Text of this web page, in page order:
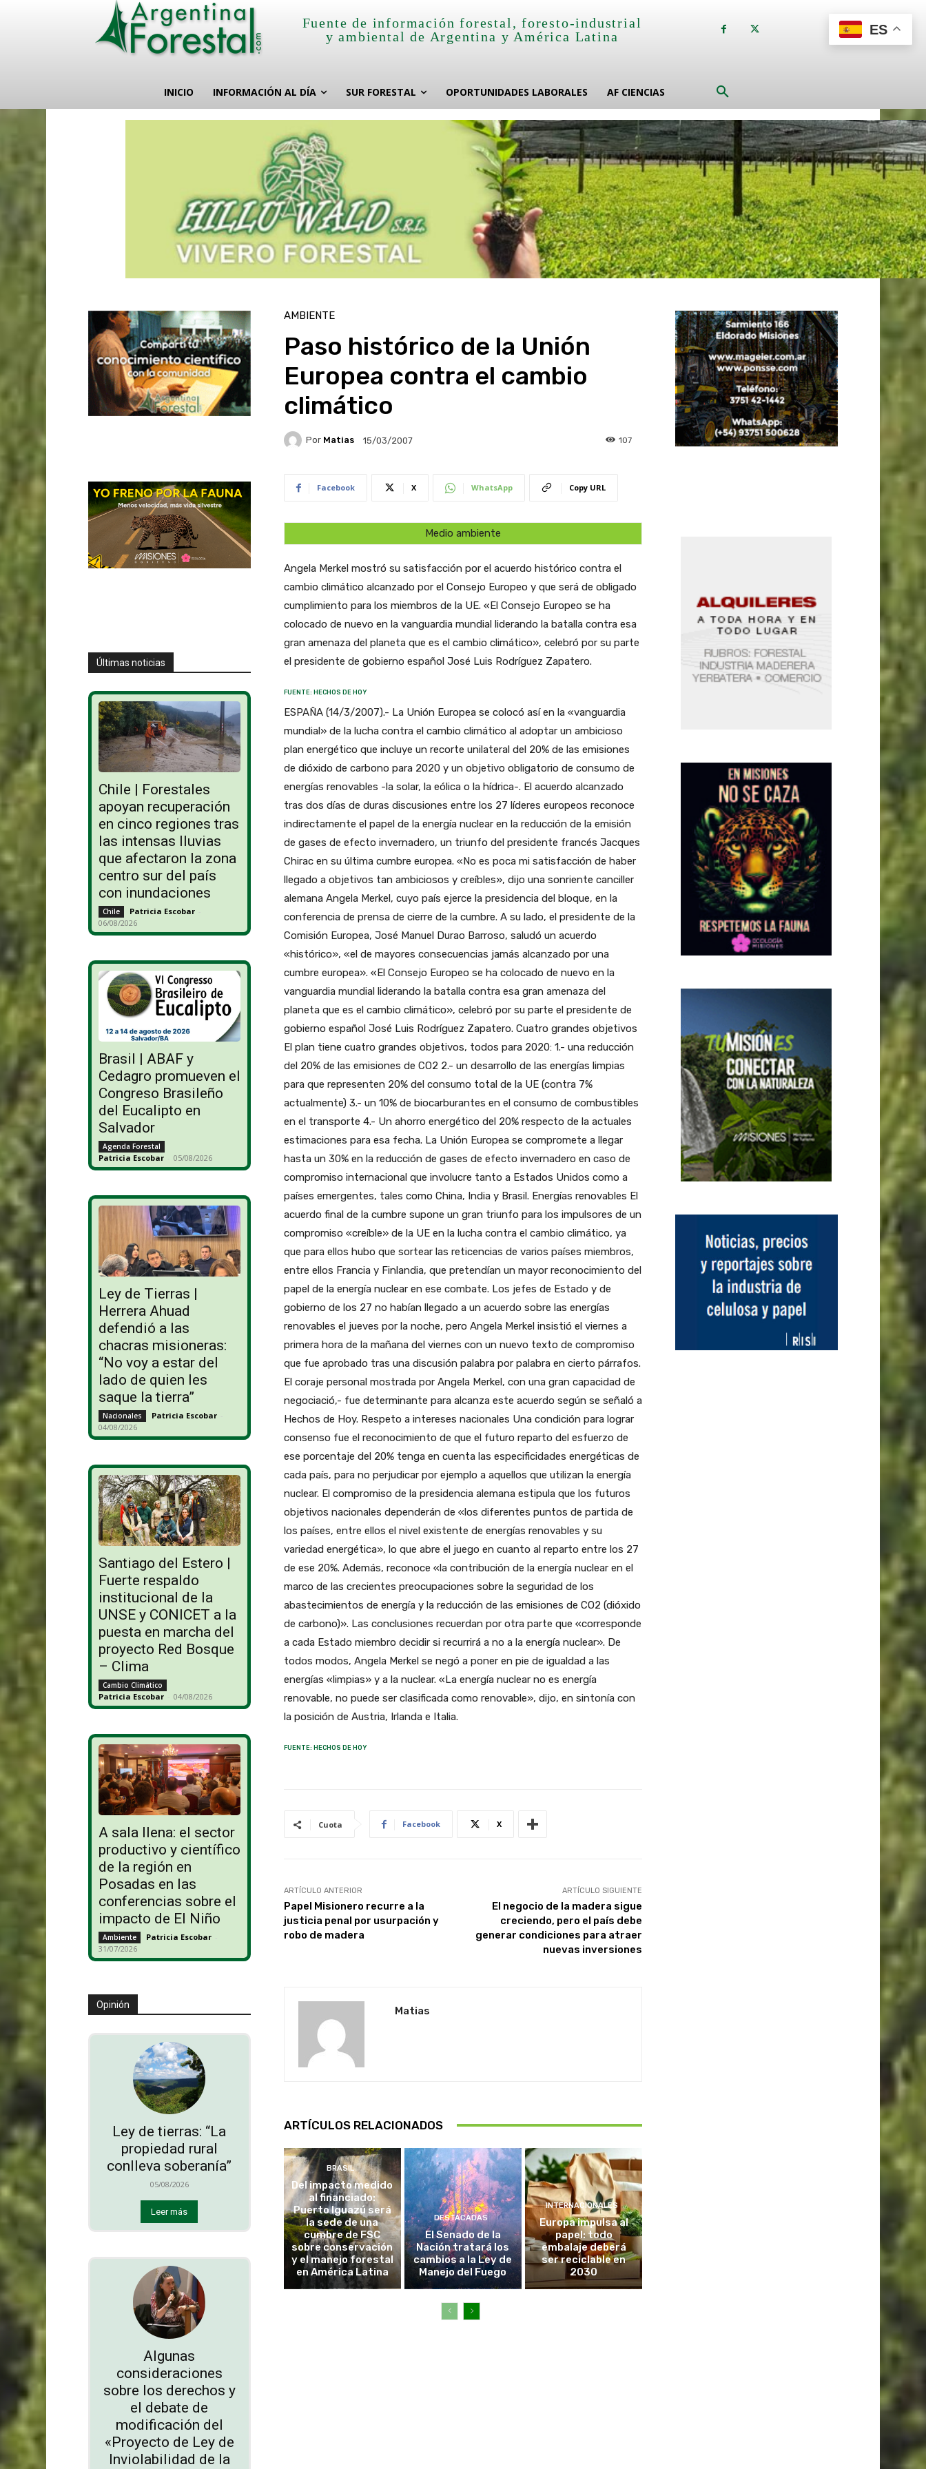
Fuente de información forestal, foresto-industrial
y ambiental de Argentina y América Latina
INICIO INFORMACIÓN AL DÍA SUR FORESTAL OPORTUNIDADES LABORALES AF CIENCIAS
Últimas noticias
Chile | Forestales
apoyan recuperación
en cinco regiones tras
las intensas lluvias
que afectaron la zona
centro sur del país
con inundaciones
Chile Patricia Escobar -
06/08/2026
Brasil | ABAF y
Cedagro promueven el
Congreso Brasileño
del Eucalipto en
Salvador
Agenda Forestal
Patricia Escobar - 05/08/2026
Ley de Tierras |
Herrera Ahuad
defendió a las
chacras misioneras:
“No voy a estar del
lado de quien les
saque la tierra”
Nacionales Patricia Escobar -
04/08/2026
Santiago del Estero |
Fuerte respaldo
institucional de la
UNSE y CONICET a la
puesta en marcha del
proyecto Red Bosque
– Clima
Cambio Climático
Patricia Escobar - 04/08/2026
A sala llena: el sector
productivo y científico
de la región en
Posadas en las
conferencias sobre el
impacto de El Niño
Ambiente Patricia Escobar -
31/07/2026
Opinión
Ley de tierras: “La
propiedad rural
conlleva soberanía”
05/08/2026
Leer más
Algunas
consideraciones
sobre los derechos y
el debate de
modificación del
«Proyecto de Ley de
Inviolabilidad de la
AMBIENTE
Paso histórico de la Unión
Europea contra el cambio
climático
Por Matias 15/03/2007 107
Facebook X WhatsApp Copy URL
Medio ambiente
Angela Merkel mostró su satisfacción por el acuerdo histórico contra el
cambio climático alcanzado por el Consejo Europeo y que será de obligado
cumplimiento para los miembros de la UE. «El Consejo Europeo se ha
colocado de nuevo en la vanguardia mundial liderando la batalla contra esa
gran amenaza del planeta que es el cambio climático», celebró por su parte
el presidente de gobierno español José Luis Rodríguez Zapatero.
FUENTE: HECHOS DE HOY
ESPAÑA (14/3/2007).- La Unión Europea se colocó así en la «vanguardia
mundial» de la lucha contra el cambio climático al adoptar un ambicioso
plan energético que incluye un recorte unilateral del 20% de las emisiones
de dióxido de carbono para 2020 y un objetivo obligatorio de consumo de
energías renovables -la solar, la eólica o la hídrica-. El acuerdo alcanzado
tras dos días de duras discusiones entre los 27 líderes europeos reconoce
indirectamente el papel de la energía nuclear en la reducción de la emisión
de gases de efecto invernadero, un triunfo del presidente francés Jacques
Chirac en su última cumbre europea. «No es poca mi satisfacción de haber
llegado a objetivos tan ambiciosos y creíbles», dijo una sonriente canciller
alemana Angela Merkel, cuyo país ejerce la presidencia del bloque, en la
conferencia de prensa de cierre de la cumbre. A su lado, el presidente de la
Comisión Europea, José Manuel Durao Barroso, saludó un acuerdo
«histórico», «el de mayores consecuencias jamás alcanzado por una
cumbre europea». «El Consejo Europeo se ha colocado de nuevo en la
vanguardia mundial liderando la batalla contra esa gran amenaza del
planeta que es el cambio climático», celebró por su parte el presidente de
gobierno español José Luis Rodríguez Zapatero. Cuatro grandes objetivos
El plan tiene cuatro grandes objetivos, todos para 2020: 1.- una reducción
del 20% de las emisiones de CO2 2.- un desarrollo de las energías limpias
para que representen 20% del consumo total de la UE (contra 7%
actualmente) 3.- un 10% de biocarburantes en el consumo de combustibles
en el transporte 4.- Un ahorro energético del 20% respecto de la actuales
estimaciones para esa fecha. La Unión Europea se compromete a llegar
hasta un 30% en la reducción de gases de efecto invernadero en caso de
compromiso internacional que involucre tanto a Estados Unidos como a
países emergentes, tales como China, India y Brasil. Energías renovables El
acuerdo final de la cumbre supone un gran triunfo para los impulsores de un
compromiso «creíble» de la UE en la lucha contra el cambio climático, ya
que para ellos hubo que sortear las reticencias de varios países miembros,
entre ellos Francia y Finlandia, que pretendían un mayor reconocimiento del
papel de la energía nuclear en ese combate. Los jefes de Estado y de
gobierno de los 27 no habían llegado a un acuerdo sobre las energías
renovables el jueves por la noche, pero Angela Merkel insistió el viernes a
primera hora de la mañana del viernes con un nuevo texto de compromiso
que fue aprobado tras una discusión palabra por palabra en cierto párrafos.
El coraje personal mostrada por Angela Merkel, con una gran capacidad de
negociació,- fue determinante para alcanza este acuerdo según se señaló a
Hechos de Hoy. Respeto a intereses nacionales Una condición para lograr
consenso fue el reconocimiento de que el futuro reparto del esfuerzo de
ese porcentaje del 20% tenga en cuenta las especificidades energéticas de
cada país, para no perjudicar por ejemplo a aquellos que utilizan la energía
nuclear. El compromiso de la presidencia alemana estipula que los futuros
objetivos nacionales dependerán de «los diferentes puntos de partida de
los países, entre ellos el nivel existente de energías renovables y su
variedad energética», lo que abre el juego en cuanto al reparto entre los 27
de ese 20%. Además, reconoce «la contribución de la energía nuclear en el
marco de las crecientes preocupaciones sobre la seguridad de los
abastecimientos de energía y la reducción de las emisiones de CO2 (dióxido
de carbono)». Las conclusiones recuerdan por otra parte que «corresponde
a cada Estado miembro decidir si recurrirá a no a la energía nuclear». De
todos modos, Angela Merkel se negó a poner en pie de igualdad a las
energías «limpias» y a la nuclear. «La energía nuclear no es energía
renovable, no puede ser clasificada como renovable», dijo, en sintonía con
la posición de Austria, Irlanda e Italia.
FUENTE: HECHOS DE HOY
Cuota Facebook X
ARTÍCULO ANTERIOR
Papel Misionero recurre a la
justicia penal por usurpación y
robo de madera
ARTÍCULO SIGUIENTE
El negocio de la madera sigue
creciendo, pero el país debe
generar condiciones para atraer
nuevas inversiones
Matias
ARTÍCULOS RELACIONADOS
BRASIL
Del impacto medido
al financiado:
Puerto Iguazú será
la sede de una
cumbre de FSC
sobre conservación
y el manejo forestal
en América Latina
DESTACADAS
El Senado de la
Nación tratará los
cambios a la Ley de
Manejo del Fuego
INTERNACIONALES
Europa impulsa al
papel: todo
embalaje deberá
ser reciclable en
2030
ES